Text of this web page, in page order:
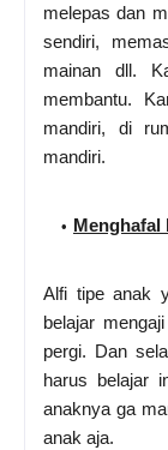
melepas dan
sendiri,
mainan dll.
membantu.
mandiri, di
mandiri.
Menghafal
Alfi tipe anak
belajar
pergi. Dan
harus belajar
anaknya ga
anak aja.